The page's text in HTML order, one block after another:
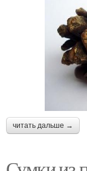
читать дальше →